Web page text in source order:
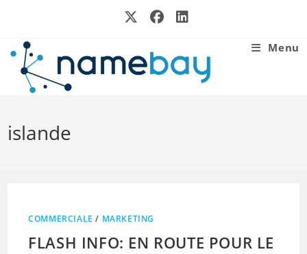
Menu
islande
COMMERCIALE / MARKETING
FLASH INFO: EN ROUTE POUR LE